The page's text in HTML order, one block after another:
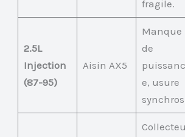
fragile.
2.5L
Injection
(87-95)
Aisin AX5
Manque
de
puissanc
e, usure